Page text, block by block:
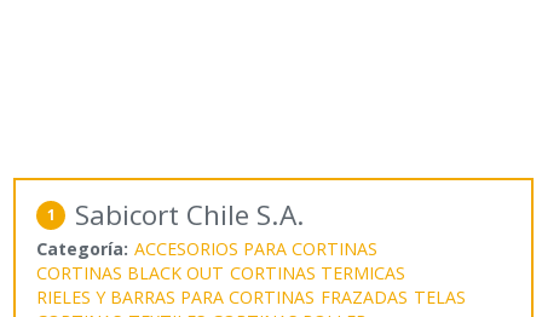
1 Sabicort Chile S.A.
Categoría: ACCESORIOS PARA CORTINAS
CORTINAS BLACK OUT CORTINAS TERMICAS
RIELES Y BARRAS PARA CORTINAS FRAZADAS TELAS